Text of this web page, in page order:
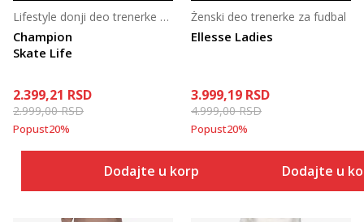
Champion
Skate Life
Lifestyle donji deo trenerke za dečake
2.399,21 RSD
2.999,00RSD
Popust20%
Dodajte u korpu
Ellesse Ladies
Ženski deo trenerke za fudbal
3.999,19 RSD
4.999,00RSD
Popust20%
Dodajte u